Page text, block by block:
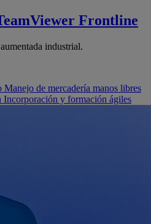
Frontline
industrial.
Manejo de mercadería manos libres
Incorporación y formación ágiles